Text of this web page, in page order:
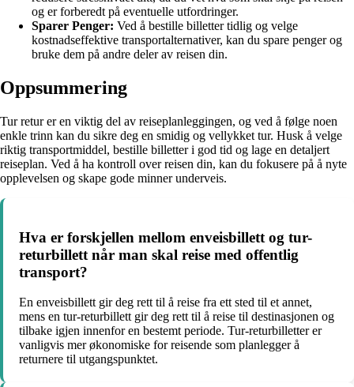
og er forberedt på eventuelle utfordringer.
Sparer Penger: Ved å bestille billetter tidlig og velge
kostnadseffektive transportalternativer, kan du spare penger og
bruke dem på andre deler av reisen din.
Oppsummering
Tur retur er en viktig del av reiseplanleggingen, og ved å følge noen
enkle trinn kan du sikre deg en smidig og vellykket tur. Husk å velge
riktig transportmiddel, bestille billetter i god tid og lage en detaljert
reiseplan. Ved å ha kontroll over reisen din, kan du fokusere på å nyte
opplevelsen og skape gode minner underveis.
Hva er forskjellen mellom enveisbillett og tur-
returbillett når man skal reise med offentlig
transport?
En enveisbillett gir deg rett til å reise fra ett sted til et annet,
mens en tur-returbillett gir deg rett til å reise til destinasjonen og
tilbake igjen innenfor en bestemt periode. Tur-returbilletter er
vanligvis mer økonomiske for reisende som planlegger å
returnere til utgangspunktet.